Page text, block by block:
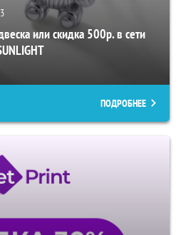
или скидка 500р. в сети
ПОДРОБНЕЕ